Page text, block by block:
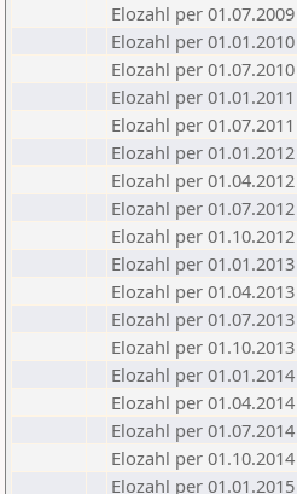
Elozahl per 01.07.2009
Elozahl per 01.01.2010
Elozahl per 01.07.2010
Elozahl per 01.01.2011
Elozahl per 01.07.2011
Elozahl per 01.01.2012
Elozahl per 01.04.2012
Elozahl per 01.07.2012
Elozahl per 01.10.2012
Elozahl per 01.01.2013
Elozahl per 01.04.2013
Elozahl per 01.07.2013
Elozahl per 01.10.2013
Elozahl per 01.01.2014
Elozahl per 01.04.2014
Elozahl per 01.07.2014
Elozahl per 01.10.2014
Elozahl per 01.01.2015